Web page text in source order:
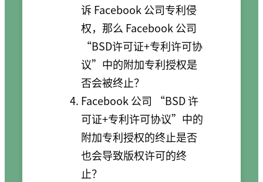
诉 Facebook 公司专利侵
权，那么 Facebook 公司
“BSD许可证+专利许可协
议”中的附加专利授权是
否会被终止？
Facebook 公司 “BSD 许
可证+专利许可协议”中的
附加专利授权的终止是否
也会导致版权许可的终
止？